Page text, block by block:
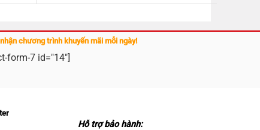
chương trình khuyến mãi mỗi ngày!
form-7 id="14"]
Hỗ trợ bảo hành: